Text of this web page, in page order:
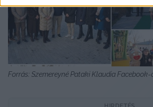
Forrás: Szemereyné Pataki Klaudia